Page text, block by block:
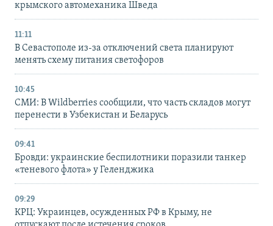
крымского автомеханика Шведа
11:11
В Севастополе из-за отключений света планируют
менять схему питания светофоров
10:45
СМИ: В Wildberries сообщили, что часть складов могут
перенести в Узбекистан и Беларусь
09:41
Бровди: украинские беспилотники поразили танкер
«теневого флота» у Геленджика
09:29
КРЦ: Украинцев, осужденных РФ в Крыму, не